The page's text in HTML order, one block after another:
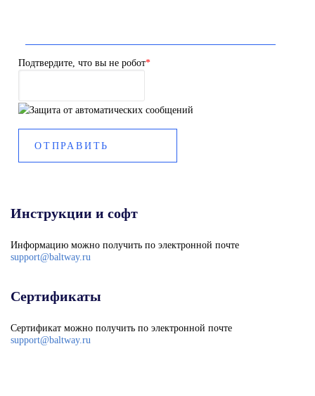
Подтвердите, что вы не робот*
Инструкции и софт
Информацию можно получить по электронной почте
support@baltway.ru
Сертификаты
Сертификат можно получить по электронной почте
support@baltway.ru